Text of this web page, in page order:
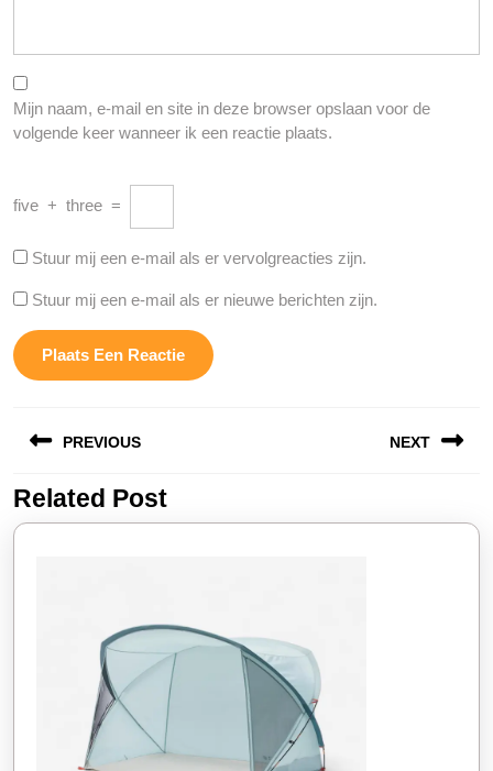
Mijn naam, e-mail en site in deze browser opslaan voor de
volgende keer wanneer ik een reactie plaats.
five + three =
Stuur mij een e-mail als er vervolgreacties zijn.
Stuur mij een e-mail als er nieuwe berichten zijn.
PREVIOUS
Vorige
bericht:
NEXT
bericht:
Related Post